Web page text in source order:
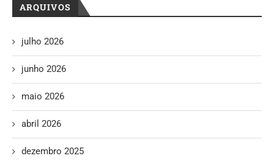
ARQUIVOS
julho 2026
junho 2026
maio 2026
abril 2026
dezembro 2025